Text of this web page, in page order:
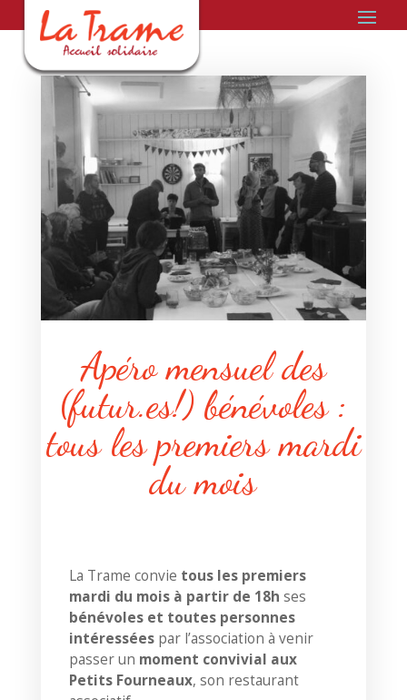
Apéro mensuel des
(futur.es!) bénévoles :
tous les premiers mardi
du mois
La Trame convie tous les premiers
mardi du mois à partir de 18h ses
bénévoles et toutes personnes
intéresséespar l’association à venir
passer un moment convivial aux
Petits Fourneaux, son restaurant